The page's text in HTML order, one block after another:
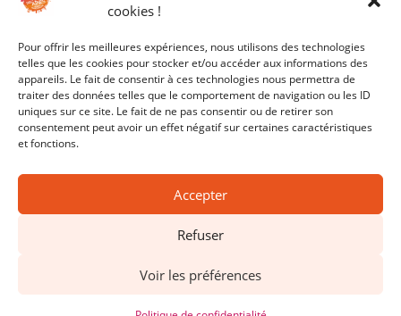
cookies !
Pour offrir les meilleures expériences, nous utilisons des technologies
telles que les cookies pour stocker et/ou accéder aux informations des
appareils. Le fait de consentir à ces technologies nous permettra de
traiter des données telles que le comportement de navigation ou les ID
uniques sur ce site. Le fait de ne pas consentir ou de retirer son
consentement peut avoir un effet négatif sur certaines caractéristiques
et fonctions.
Accepter
Refuser
Voir les préférences
AUTRES
Mentions légales
Politiques de confidentialité